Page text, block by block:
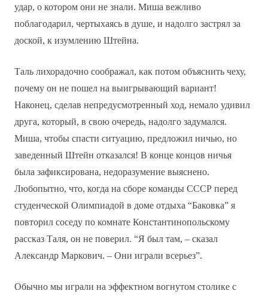
удар, о котором они не знали. Миша вежливо
поблагодарил, чертыхаясь в душе, и надолго застрял за
доской, к изумлению Штейна.
Таль лихорадочно соображал, как потом объяснить чеху,
почему он не пошел на выигрывающий вариант!
Наконец, сделав непредусмотренный ход, немало удивил
друга, который, в свою очередь, надолго задумался.
Миша, чтобы спасти ситуацию, предложил ничью, но
заведенный Штейн отказался! В конце концов ничья
была зафиксирована, недоразумение выяснено.
Любопытно, что, когда на сборе команды СССР перед
студенческой Олимпиадой в доме отдыха “Баковка” я
повторил соседу по комнате Константинопольскому
рассказ Таля, он не поверил. “Я был там, – сказал
Александр Маркович. – Они играли всерьез”.
Обычно мы играли на эффектном вогнутом столике с